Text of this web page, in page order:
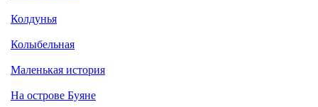
Колдунья
Колыбельная
Маленькая история
На острове Буяне